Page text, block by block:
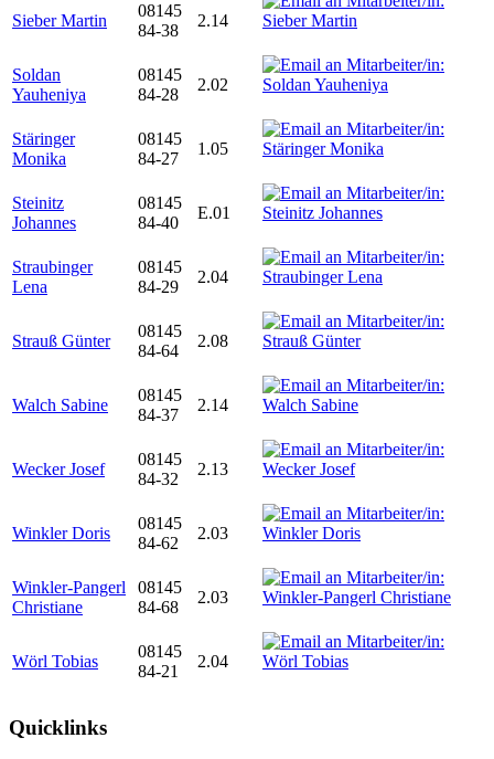
Sieber Martin
08145
84-38
2.14
Soldan
Yauheniya
08145
84-28
2.02
Stäringer
Monika
08145
84-27
1.05
Steinitz
Johannes
08145
84-40
E.01
Straubinger
Lena
08145
84-29
2.04
Strauß Günter
08145
84-64
2.08
Walch Sabine
08145
84-37
2.14
Wecker Josef
08145
84-32
2.13
Winkler Doris
08145
84-62
2.03
Winkler-Pangerl
Christiane
08145
84-68
2.03
Wörl Tobias
08145
84-21
2.04
Quicklinks